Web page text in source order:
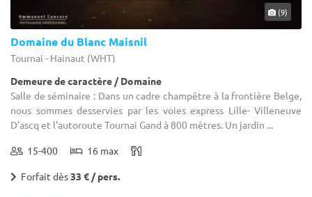
(9)
Domaine du Blanc Maisnil
Tournai - Hainaut (WHT)
Demeure de caractère / Domaine
Salle de séminaire : Dans un cadre champêtre à la frontière Belge,
nous sommes desservies par les voies express Lille- Villeneuve
D'ascq et l'autoroute Tournai Gand à 800 mètres. Un jardin ...
15-400 16 max
Forfait dès33 € / pers.